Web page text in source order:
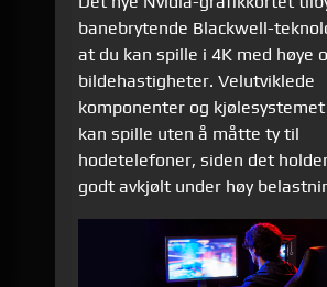
banebrytende Blackwell-
at du kan spille i 4K med høye
bildehastigheter. Velutviklede
komponenter og
kan spille uten å måtte ty til
hodetelefoner, siden det
godt avkjølt under høy